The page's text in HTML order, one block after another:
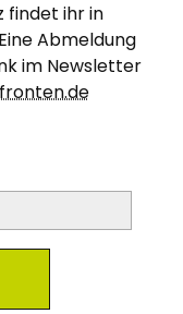
findet ihr in
Abmeldung
im Newsletter